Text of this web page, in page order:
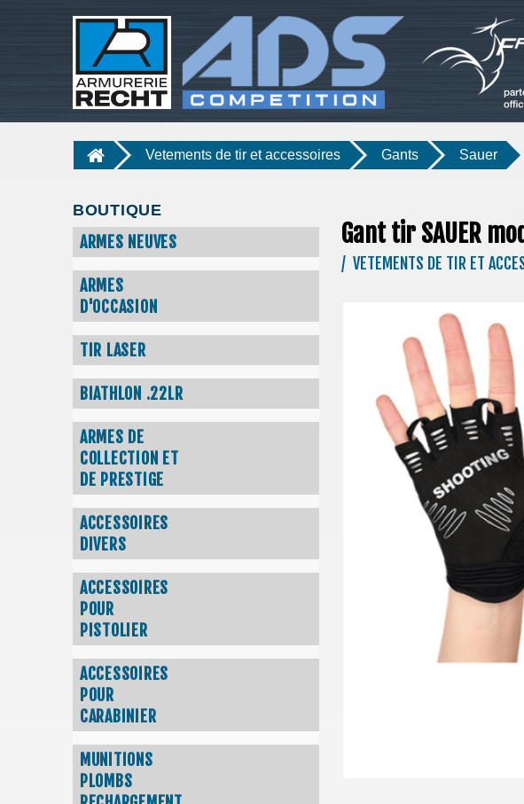
Vetements de tir et accessoires Gants Sauer
BOUTIQUE
ARMES NEUVES
ARMES
D'OCCASION
TIR LASER
BIATHLON .22LR
ARMES DE
COLLECTION ET
DE PRESTIGE
ACCESSOIRES
DIVERS
ACCESSOIRES
POUR
PISTOLIER
ACCESSOIRES
POUR
CARABINIER
MUNITIONS
PLOMBS
Gant tir SAUER
/ VETEMENTS DE TIR ET